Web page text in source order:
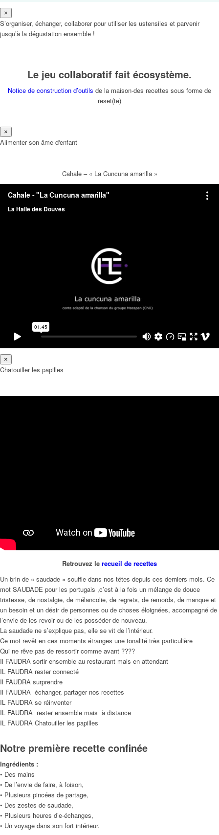
×
S’organiser, échanger, collaborer pour utiliser les ustensiles et parvenir
jusqu’à la dégustation ensemble !
Le jeu collaboratif fait écosystème.
Notice de construction d’outils de la maison-des recettes sous forme de
reset(te)
×
Alimenter son âme d'enfant
Cahale – « La Cuncuna amarilla »
×
Chatouiller les papilles
Retrouvez le recueil de recettes
Un brin de « saudade » souffle dans nos têtes depuis ces derniers mois. Ce
mot SAUDADE pour les portugais ,c’est à la fois un mélange de douce
tristesse, de nostalgie, de mélancolie, de regrets, de remords, de manque et
un besoin et un désir de personnes ou de choses éloignées, accompagné de
l’envie de les revoir ou de les posséder de nouveau.
La saudade ne s’explique pas, elle se vit de l’intérieur.
Ce mot revêt en ces moments étranges une tonalité très particulière
Qui ne rêve pas de ressortir comme avant ????
Il FAUDRA sortir ensemble au restaurant mais en attendant
IL FAUDRA rester connecté
Il FAUDRA surprendre
Il FAUDRA échanger, partager nos recettes
IL FAUDRA se réinventer
IL FAUDRA rester ensemble mais à distance
IL FAUDRA Chatouiller les papilles
Notre première recette confinée
Ingrédients :
• Des mains
• De l’envie de faire, à foison,
• Plusieurs pincées de partage,
• Des zestes de saudade,
• Plusieurs heures d’e-échanges,
• Un voyage dans son fort intérieur.